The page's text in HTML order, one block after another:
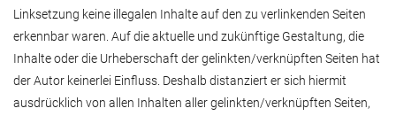
Linksetzung keine illegalen Inhalte auf den zu verlinkenden Seiten
erkennbar waren. Auf die aktuelle und zukünftige Gestaltung, die
Inhalte oder die Urheberschaft der gelinkten/verknüpften Seiten hat
der Autor keinerlei Einfluss. Deshalb distanziert er sich hiermit
ausdrücklich von allen Inhalten aller gelinkten/verknüpften Seiten,